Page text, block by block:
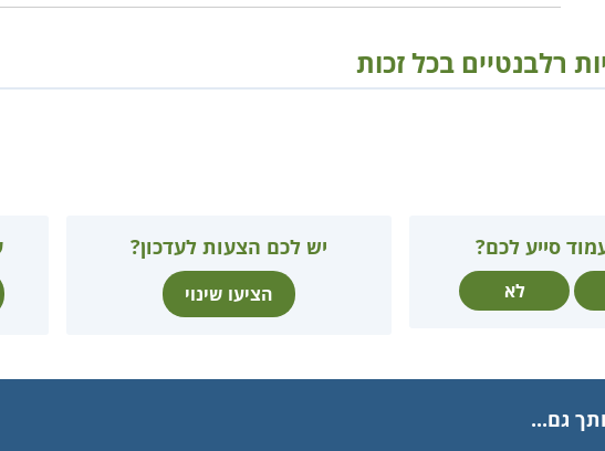
רלבנטיים בכל זכות
סייע לכם?
לא
יש לכם הצעות לעדכון?
הציעו שינוי
גם...